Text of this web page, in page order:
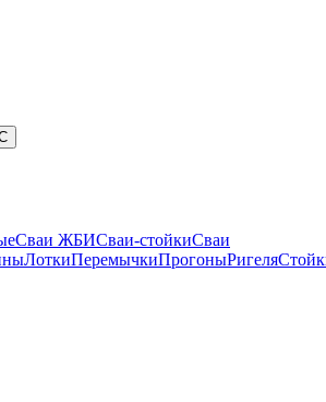
Сваи ЖБИСваи-стойкиСваи
ЛоткиПеремычкиПрогоныРигеля